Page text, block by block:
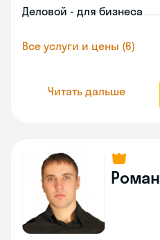
Деловой - для бизнеса
Все услуги и цены (6)
Читать дальше
Роман